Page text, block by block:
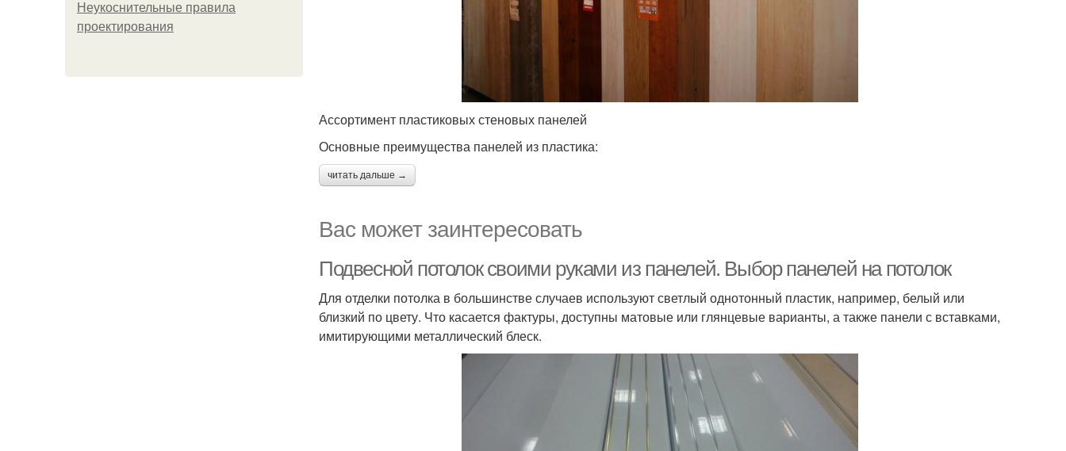
Неукоснительные правила
проектирования
Ассортимент пластиковых стеновых панелей
Основные преимущества панелей из пластика:
читать дальше →
Вас может заинтересовать
Подвесной потолок своими руками из панелей. Выбор панелей на потолок
Для отделки потолка в большинстве случаев используют светлый однотонный пластик, например, белый или
близкий по цвету. Что касается фактуры, доступны матовые или глянцевые варианты, а также панели с вставками,
имитирующими металлический блеск.